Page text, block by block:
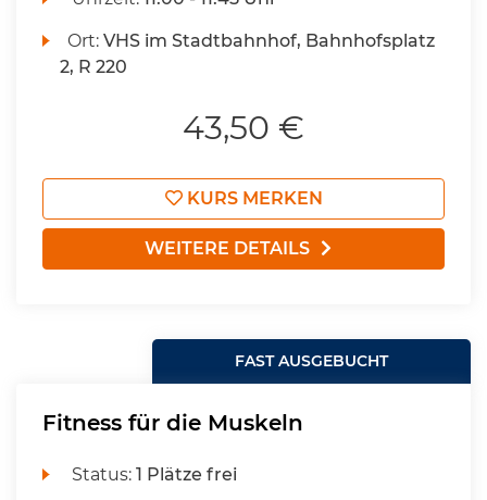
Ort:VHS im Stadtbahnhof, Bahnhofsplatz
2, R 220
43,50 €
KURS MERKEN
WEITERE DETAILS
FAST AUSGEBUCHT
Fitness für die Muskeln
Status:1 Plätze frei